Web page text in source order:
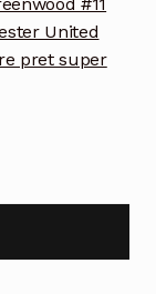
#11
United
pret super